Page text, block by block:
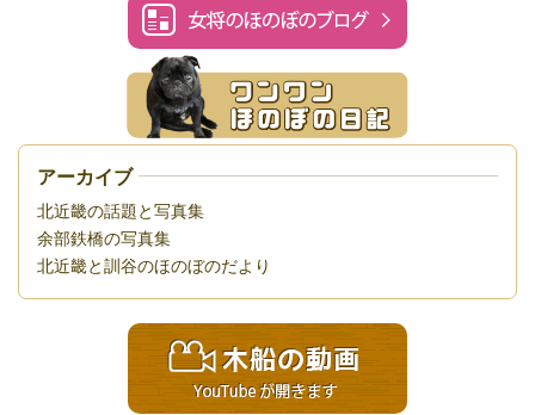
アーカイブ
北近畿の話題と写真集
余部鉄橋の写真集
北近畿と訓谷のほのぼのだより